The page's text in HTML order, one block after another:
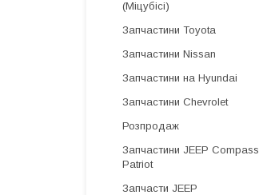
(Міцубісі)
Запчастини Toyota
Запчастини Nissan
Запчастини на Hyundai
Запчастини Chevrolet
Розпродаж
Запчастини JEEP Compass
Patriot
Запчасти JEEP